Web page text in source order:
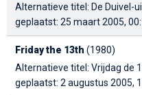
Alternatieve titel: De Duivel-
geplaatst: 25 maart 2005,
Friday the 13th (1980)
Alternatieve titel: Vrijdag de
geplaatst: 2 augustus 2005,